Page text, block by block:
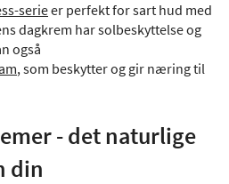
serieer perfekt for sart hud med
dagkrem har solbeskyttelse og
også
, som beskytter og gir næring til
- det naturlige
din